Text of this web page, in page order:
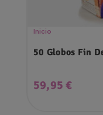
Inicio
50 Globos Fin
Precio
59,95 €